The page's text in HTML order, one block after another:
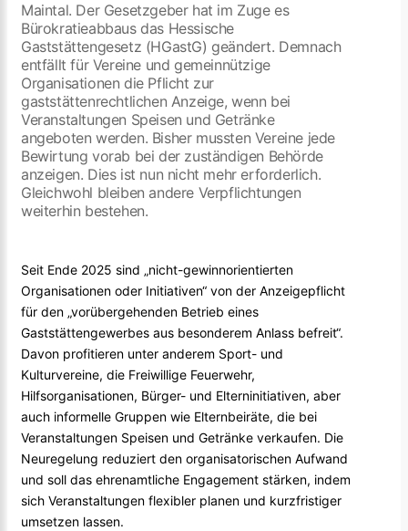
Maintal. Der Gesetzgeber hat im Zuge es
Bürokratieabbaus das Hessische
Gaststättengesetz (HGastG) geändert. Demnach
entfällt für Vereine und gemeinnützige
Organisationen die Pflicht zur
gaststättenrechtlichen Anzeige, wenn bei
Veranstaltungen Speisen und Getränke
angeboten werden. Bisher mussten Vereine jede
Bewirtung vorab bei der zuständigen Behörde
anzeigen. Dies ist nun nicht mehr erforderlich.
Gleichwohl bleiben andere Verpflichtungen
weiterhin bestehen.
Seit Ende 2025 sind „nicht-gewinnorientierten
Organisationen oder Initiativen“ von der Anzeigepflicht
für den „vorübergehenden Betrieb eines
Gaststättengewerbes aus besonderem Anlass befreit“.
Davon profitieren unter anderem Sport- und
Kulturvereine, die Freiwillige Feuerwehr,
Hilfsorganisationen, Bürger- und Elterninitiativen, aber
auch informelle Gruppen wie Elternbeiräte, die bei
Veranstaltungen Speisen und Getränke verkaufen. Die
Neuregelung reduziert den organisatorischen Aufwand
und soll das ehrenamtliche Engagement stärken, indem
sich Veranstaltungen flexibler planen und kurzfristiger
umsetzen lassen.